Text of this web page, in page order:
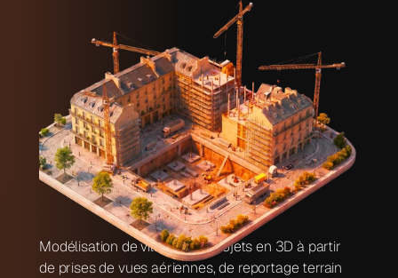
Modélisation de villes et de projets en 3D à partir
de prises de vues aériennes, de reportage terrain